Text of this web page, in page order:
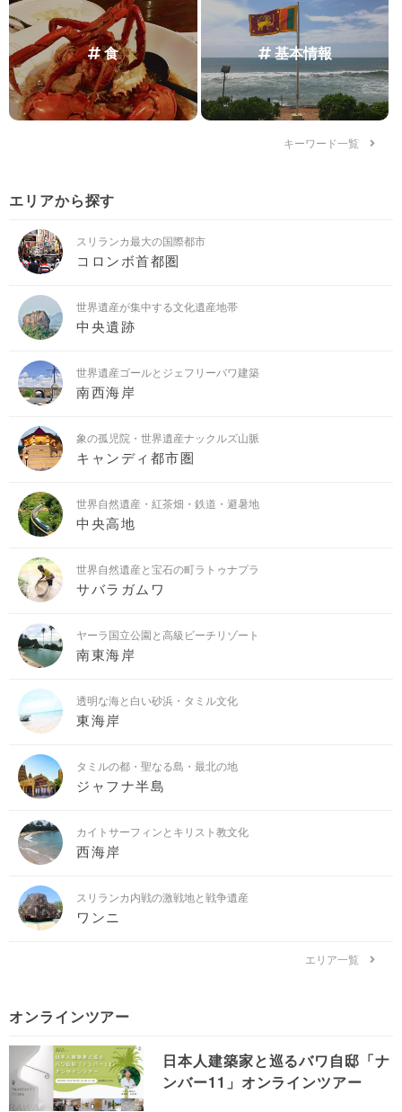
食 基本情報
キーワード一覧
エリアから探す
スリランカ最大の国際都市
コロンボ首都圏
世界遺産が集中する文化遺産地帯
中央遺跡
世界遺産ゴールとジェフリーバワ建築
南西海岸
象の孤児院・世界遺産ナックルズ山脈
キャンディ都市圏
世界自然遺産・紅茶畑・鉄道・避暑地
中央高地
世界自然遺産と宝石の町ラトゥナプラ
サバラガムワ
ヤーラ国立公園と高級ビーチリゾート
南東海岸
透明な海と白い砂浜・タミル文化
東海岸
タミルの都・聖なる島・最北の地
ジャフナ半島
カイトサーフィンとキリスト教文化
西海岸
スリランカ内戦の激戦地と戦争遺産
ワンニ
エリア一覧
オンラインツアー
日本人建築家と巡るバワ自邸「ナ
ンバー11」オンラインツアー